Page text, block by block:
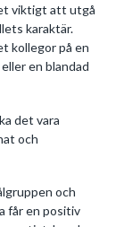
viktigt att utgå
karaktär.
kollegor på en
en blandad
det vara
och
och
får en positiv